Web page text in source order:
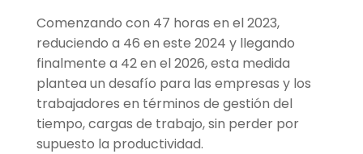
Comenzando con 47 horas en el 2023,
reduciendo a 46 en este 2024 y llegando
finalmente a 42 en el 2026, esta medida
plantea un desafío para las empresas y los
trabajadores en términos de gestión del
tiempo, cargas de trabajo, sin perder por
supuesto la productividad.